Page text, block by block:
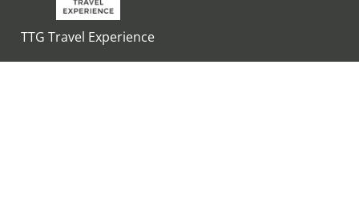
TTG Travel Experience